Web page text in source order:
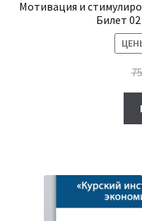
Мотивация и
Билет